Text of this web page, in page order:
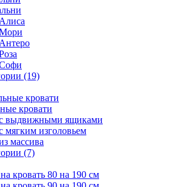
(19)
кровати
кровати
выдвижными ящиками
мягким изголовьем
массива
(7)
кровать 80 на 190 см